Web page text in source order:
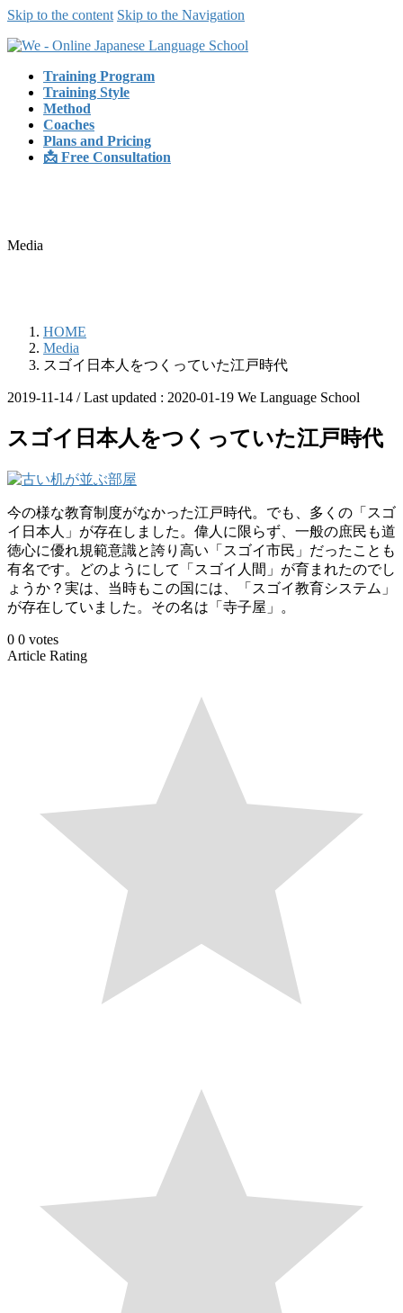
Skip to the content Skip to the Navigation
Training Program
Training Style
Method
Coaches
Plans and Pricing
📩 Free Consultation
Media
HOME
Media
スゴイ日本人をつくっていた江戸時代
2019-11-14 / Last updated : 2020-01-19 We Language School
スゴイ日本人をつくっていた江戸時代
今の様な教育制度がなかった江戸時代。でも、多くの「スゴ
イ日本人」が存在しました。偉人に限らず、一般の庶民も道
徳心に優れ規範意識と誇り高い「スゴイ市民」だったことも
有名です。どのようにして「スゴイ人間」が育まれたのでし
ょうか？実は、当時もこの国には、「スゴイ教育システム」
が存在していました。その名は「寺子屋」。
0 0 votes
Article Rating